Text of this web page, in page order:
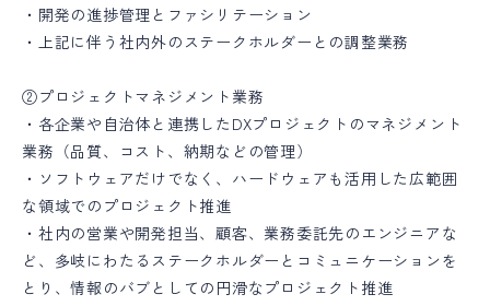
・開発の進捗管理とファシリテーション
・上記に伴う社内外のステークホルダーとの調整業務
②プロジェクトマネジメント業務
・各企業や自治体と連携したDXプロジェクトのマネジメント
業務（品質、コスト、納期などの管理）
・ソフトウェアだけでなく、ハードウェアも活用した広範囲
な領域でのプロジェクト推進
・社内の営業や開発担当、顧客、業務委託先のエンジニアな
ど、多岐にわたるステークホルダーとコミュニケーションを
とり、情報のバブとしての円滑なプロジェクト推進